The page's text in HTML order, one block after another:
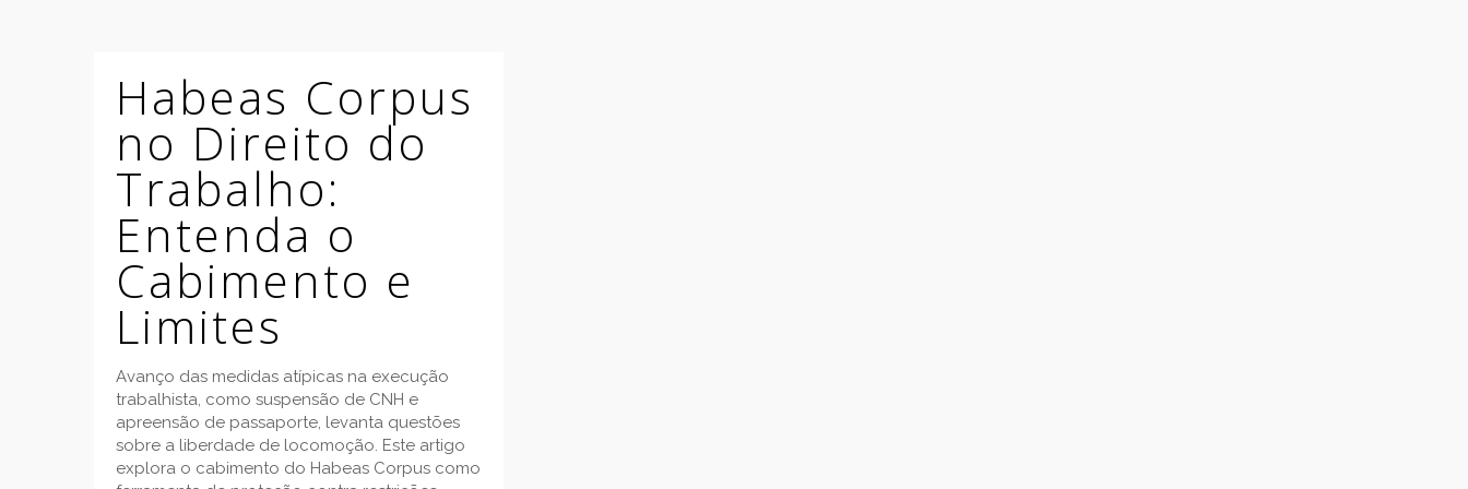
Habeas Corpus
no Direito do
Trabalho:
Entenda o
Cabimento e
Limites
Avanço das medidas atípicas na execução
trabalhista, como suspensão de CNH e
apreensão de passaporte, levanta questões
sobre a liberdade de locomoção. Este artigo
explora o cabimento do Habeas Corpus como